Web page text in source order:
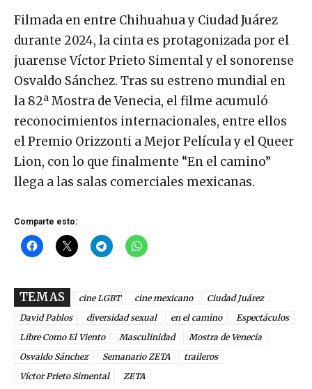
Filmada en entre Chihuahua y Ciudad Juárez
durante 2024, la cinta es protagonizada por el
juarense Víctor Prieto Simental y el sonorense
Osvaldo Sánchez. Tras su estreno mundial en
la 82ª Mostra de Venecia, el filme acumuló
reconocimientos internacionales, entre ellos
el Premio Orizzonti a Mejor Película y el Queer
Lion, con lo que finalmente “En el camino”
llega a las salas comerciales mexicanas.
Comparte esto:
TEMAS cine LGBT cine mexicano
Ciudad Juárez
David Pablos
diversidad sexual en el camino
Espectáculos
Libre Como El Viento
Masculinidad
Mostra de Venecia
Osvaldo Sánchez
Semanario ZETA
traileros
Víctor Prieto Simental
ZETA